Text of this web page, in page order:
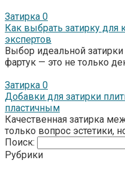
Затирка 0
Как выбрать затирку для
экспертов
Выбор идеальной
фартук — это не только
Затирка 0
Добавки для затирки
пластичным
Качественная затирка
только вопрос эстетики,
Поиск:
Рубрики